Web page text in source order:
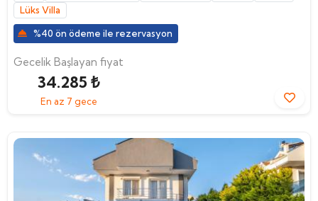
Lüks Villa
%40 ön ödeme ile rezervasyon
Gecelik Başlayan fiyat
34.285 ₺
En az 7 gece